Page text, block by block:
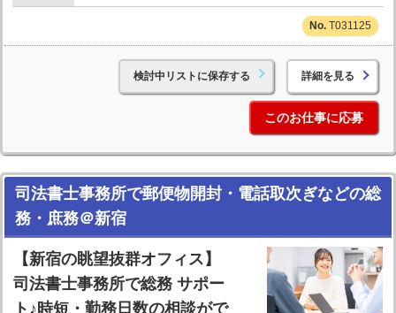
T031125
検討中リストに保存する 詳細を見る
このお仕事に応募
司法書士事務所で郵便物開封・電話取次ぎなどの総
務・庶務＠新宿
【新宿の眺望抜群オフィス】
司法書士事務所で総務 サポー
ト♪時短・勤務日数の相談がで